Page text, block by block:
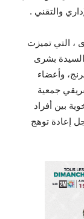
والتقني .
، التي تميزت
بشرى
وأعضاء
جمعية
بين أفراد
إعادة توهج